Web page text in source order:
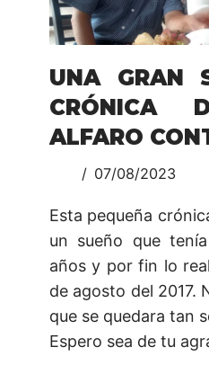
UNA GRAN
CRÓNICA
ALFARO
07/08/2023
Esta pequeña
un sueño que
años y por fin lo
de agosto del 2017.
que se quedara tan
Espero sea de tu